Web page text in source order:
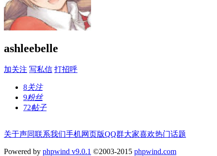
ashleebelle
加关注 写私信 打招呼
8关注
9粉丝
72帖子
关于声同联系我们手机网页版QQ群大家喜欢热门话题
Powered by phpwind v9.0.1 ©2003-2015 phpwind.com